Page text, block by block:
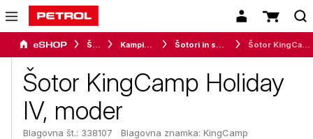
Šport Kampiranje Šotori in senčniki
Šotor KingCamp Holiday
IV, moder
Blagovna št.: 338107 Blagovna znamka: KingCamp